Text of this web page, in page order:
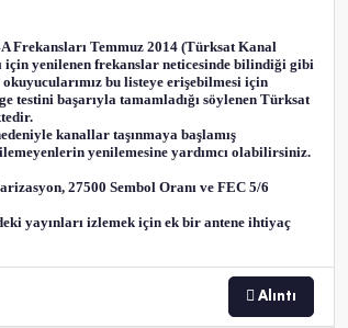
Frekansları Temmuz 2014 (Türksat Kanal
için yenilenen frekanslar neticesinde bilindiği gibi
bu listeye erişebilmesi için
testini başarıyla tamamladığı söylenen Türksat
kanallar taşınmaya başlamış
yenilemesine yardımcı olabilirsiniz.
27500 Sembol Oranı ve FEC 5/6
yayınları izlemek için ek bir antene ihtiyaç
Alıntı